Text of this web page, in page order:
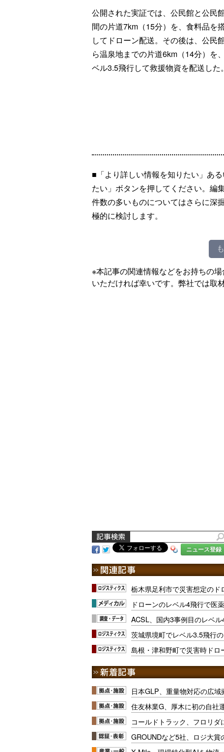
公開された実証では、公民館と公民
間の片道7km（15分）を、食料品を
してドローン配送。その後は、公民
ら温泉地までの片道6km（14分）を
ベル3.5飛行して救援物資を配送した。
■「より詳しい情報を知りたい」あ
たい」ボタンを押してください。編
件数の多いものについてはさらに深
極的に検討します。
※本記事の関連情報などをお持ちの
いただければ幸いです。弊社では取
ニュース登録
栃木県足利市で災害想定のド
ドローンのレベル4飛行で医
ACSL、国内3事例目のレベ
茨城県境町でレベル3.5飛行
島根・津和野町で災害時ドロ
日本GLP、重量物対応の広
住友林業G、厚木に初の自社
コールドトラック、フロリダ
GROUNDなど5社、ロジ大賞